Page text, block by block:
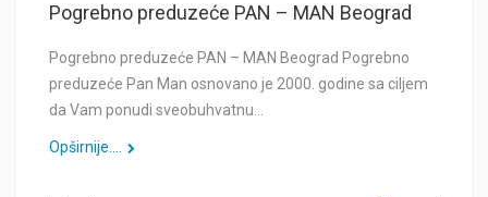
Pogrebno preduzeće PAN – MAN Beograd
Pogrebno preduzeće PAN – MAN Beograd Pogrebno
preduzeće Pan Man osnovano je 2000. godine sa ciljem
da Vam ponudi sveobuhvatnu…
Opširnije....